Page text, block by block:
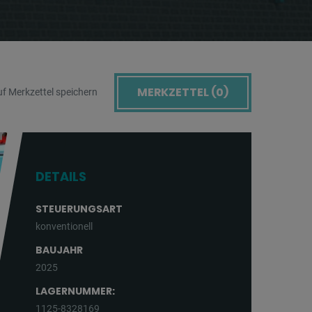
Merkzettel speichern MERKZETTEL (0)
DETAILS
STEUERUNGSART
konventionell
BAUJAHR
2025
LAGERNUMMER:
1125-8328169